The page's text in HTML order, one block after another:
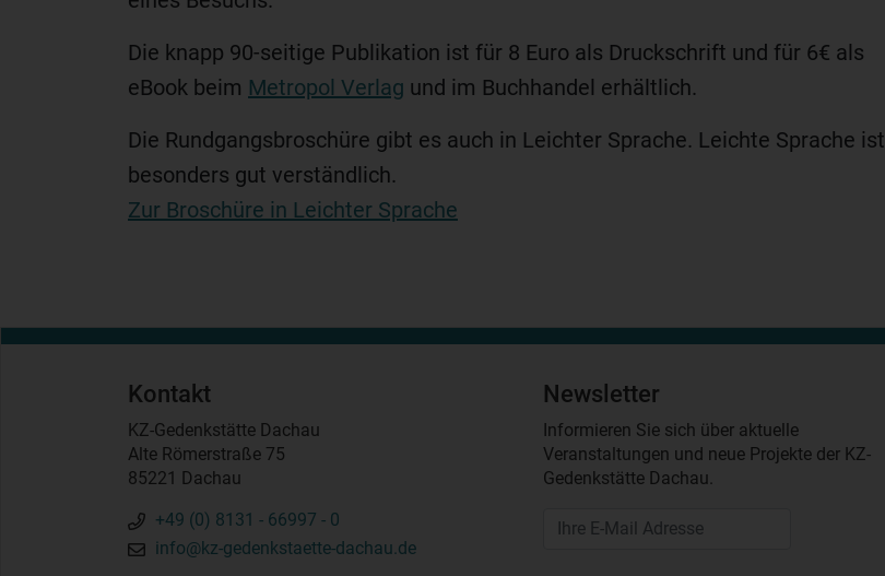
Die knapp 90-seitige Publikation ist für 8 Euro als Druckschrift und für 6€ als
eBook beim Metropol Verlag und im Buchhandel erhältlich.
Die Rundgangsbroschüre gibt es auch in Leichter Sprache. Leichte Sprache ist
besonders gut verständlich.
Zur Broschüre in Leichter Sprache
Kontakt
KZ-Gedenkstätte Dachau
Alte Römerstraße 75
85221 Dachau
+49 (0) 8131 - 66997 - 0
info@kz-gedenkstaette-dachau.de
Newsletter
Informieren Sie sich über aktuelle
Veranstaltungen und neue Projekte der KZ-
Gedenkstätte Dachau.